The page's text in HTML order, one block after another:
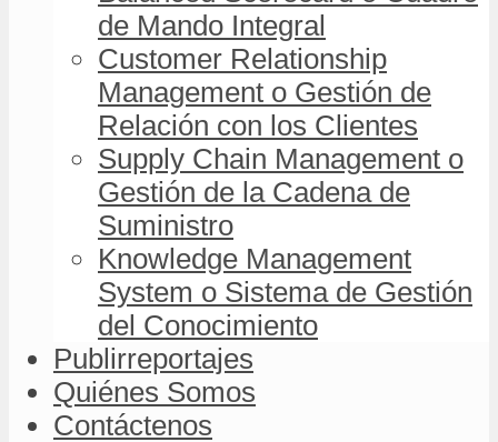
de Mando Integral
Customer Relationship
Management o Gestión de
Relación con los Clientes
Supply Chain Management o
Gestión de la Cadena de
Suministro
Knowledge Management
System o Sistema de Gestión
del Conocimiento
Publirreportajes
Quiénes Somos
Contáctenos